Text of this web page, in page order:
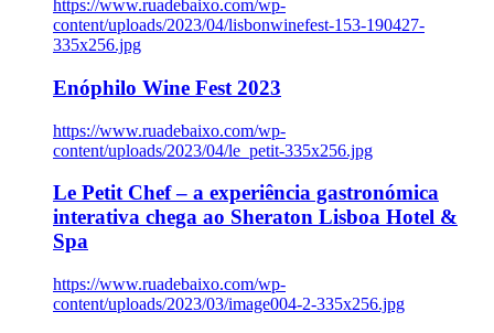
https://www.ruadebaixo.com/wp-
content/uploads/2023/04/lisbonwinefest-153-190427-
335x256.jpg
Enóphilo Wine Fest 2023
https://www.ruadebaixo.com/wp-
content/uploads/2023/04/le_petit-335x256.jpg
Le Petit Chef – a experiência gastronómica
interativa chega ao Sheraton Lisboa Hotel &
Spa
https://www.ruadebaixo.com/wp-
content/uploads/2023/03/image004-2-335x256.jpg